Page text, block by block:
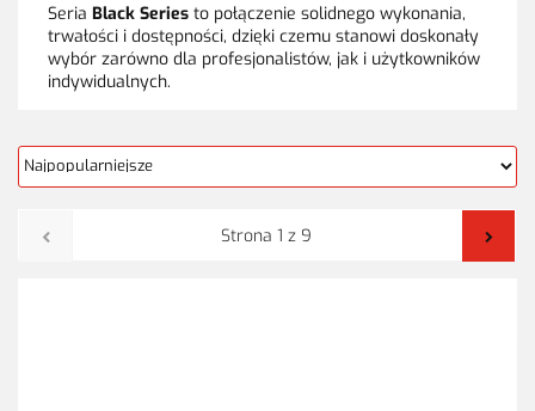
Seria Black Series to połączenie solidnego wykonania,
trwałości i dostępności, dzięki czemu stanowi doskonały
wybór zarówno dla profesjonalistów, jak i użytkowników
indywidualnych.